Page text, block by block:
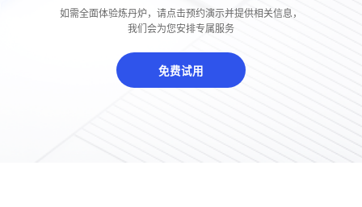
如需全面体验炼丹炉，请点击预约演示并提供相关信息，
我们会为您安排专属服务
免费试用